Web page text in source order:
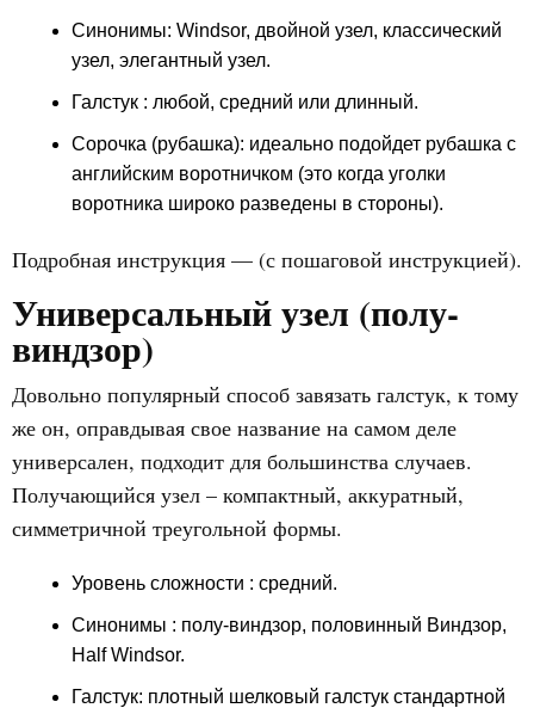
Синонимы: Windsor, двойной узел, классический
узел, элегантный узел.
Галстук : любой, средний или длинный.
Сорочка (рубашка): идеально подойдет рубашка с
английским воротничком (это когда уголки
воротника широко разведены в стороны).
Подробная инструкция — (с пошаговой инструкцией).
Универсальный узел (полу-
виндзор)
Довольно популярный способ завязать галстук, к тому
же он, оправдывая свое название на самом деле
универсален, подходит для большинства случаев.
Получающийся узел – компактный, аккуратный,
симметричной треугольной формы.
Уровень сложности : средний.
Синонимы : полу-виндзор, половинный Виндзор,
Half Windsor.
Галстук: плотный шелковый галстук стандартной